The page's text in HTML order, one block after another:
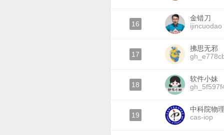
16
金错刀
ijincuodao
17
拂思无邪
18
软件小妹
19
中科院物
cas-iop